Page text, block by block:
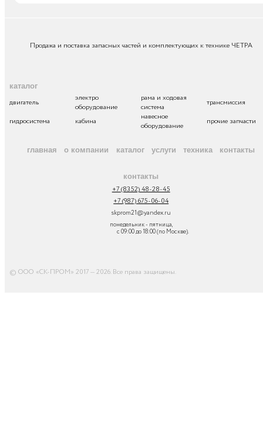
Продажа и поставка запасных частей и комплектующих к технике ЧЕТРА
каталог
двигатель
электро
оборудование
рама и ходовая
система
трансмиссия
гидросистема
кабина
навесное
оборудование
прочие запчасти
главная о компании каталог услуги техника контакты
контакты
+7 (8352) 48-28-45
+7 (987) 675-06-04
skprom21@yandex.ru
понедельник - пятница,
с 09:00 до 18:00 (по Москве).
© ООО «СК-ПРОМ» 2017 — 2026. Все права защищены